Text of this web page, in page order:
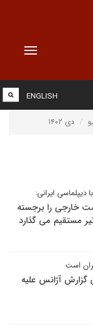
Toggle
ENGLISH
دی ۱۴۰۲
ایرانی:
خارجی را برجسته
مستقیم می گذارد
است
آژانس علیه